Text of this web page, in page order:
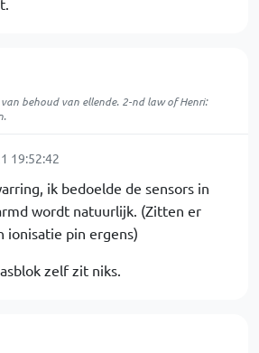
behoud van ellende. 2-nd law of Henri:
19:52:42
ik bedoelde de sensors in
wordt natuurlijk. (Zitten er
ionisatie pin ergens)
zelf zit niks.